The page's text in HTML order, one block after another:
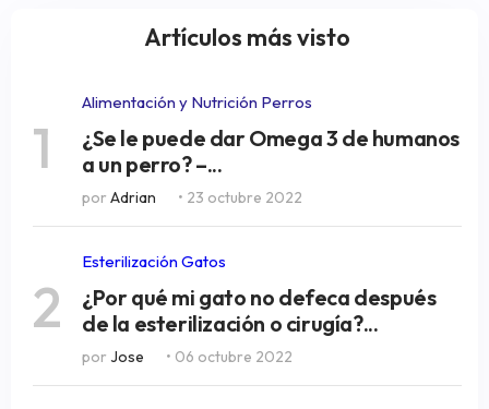
Artículos más visto
1
Alimentación y Nutrición Perros
¿Se le puede dar Omega 3 de humanos
a un perro? –...
por Adrian • 23 octubre 2022
2
Esterilización Gatos
¿Por qué mi gato no defeca después
de la esterilización o cirugía?...
por Jose • 06 octubre 2022